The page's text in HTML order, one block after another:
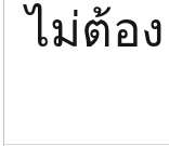
ไม่ต้อ